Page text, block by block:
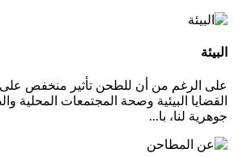
البيئة
على الرغم من أن للطحن تأثير منخفص على
القضايا البيئية وصحة المجتمعات المحلية
جوهرية لنا، با...